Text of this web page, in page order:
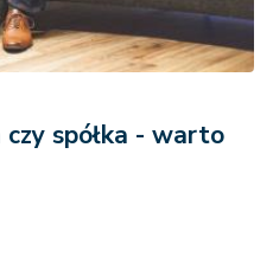
spółka - warto